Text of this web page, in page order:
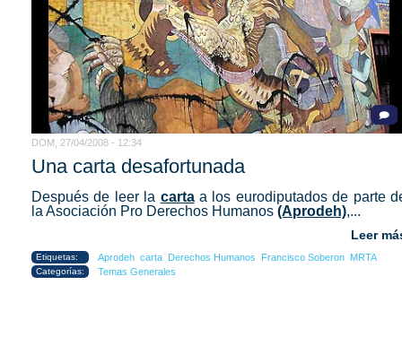
DOM, 27/04/2008 - 12:34
Una carta desafortunada
Después de leer la cartaa los eurodiputados de parte
la Asociación Pro Derechos Humanos (Aprodeh),...
Leer
Etiquetas: Aprodeh carta Derechos Humanos Francisco Soberon MRTA
Categorías: Temas Generales